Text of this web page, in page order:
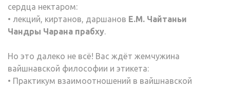
сердца нектаром:
• лекций, киртанов, даршанов Е.М. Чайтаньи
Чандры Чарана прабху.
Но это далеко не всё! Вас ждёт жемчужина
вайшнавской философии и этикета:
• Практикум взаимоотношений в вайшнавской